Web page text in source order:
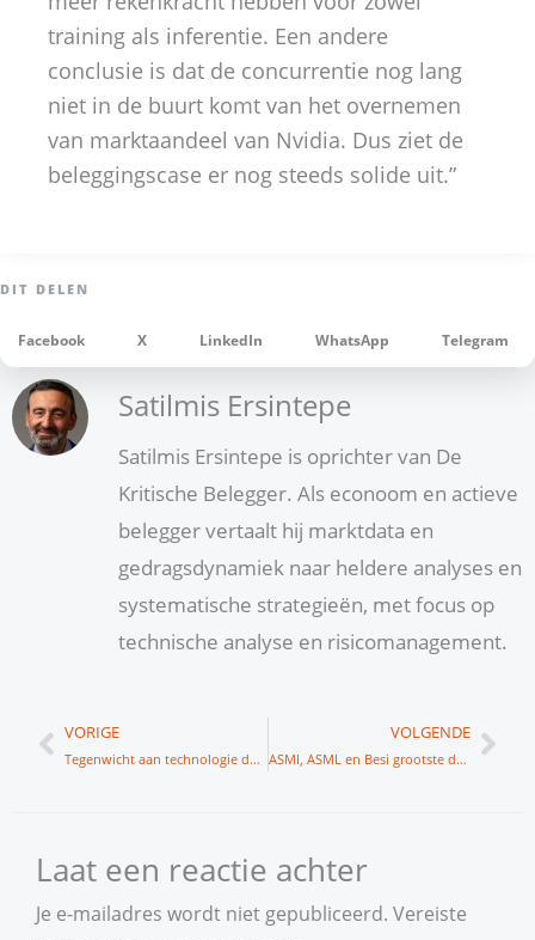
training als inferentie. Een andere
conclusie is dat de concurrentie nog lang
niet in de buurt komt van het overnemen
van marktaandeel van Nvidia. Dus ziet de
beleggingscase er nog steeds solide uit.”
Facebook X LinkedIn WhatsApp Telegram
Satilmis Ersintepe
Satilmis Ersintepe is oprichter van De
Kritische Belegger. Als econoom en actieve
belegger vertaalt hij marktdata en
gedragsdynamiek naar heldere analyses en
systematische strategieën, met focus op
technische analyse en risicomanagement.
Vorige
VORIGE
Tegenwicht aan technologie dominantie
VOLGENDE
ASMI, ASML en Besi grootste dalers AEX
Laat een reactie achter
Je e-mailadres wordt niet gepubliceerd. Vereiste